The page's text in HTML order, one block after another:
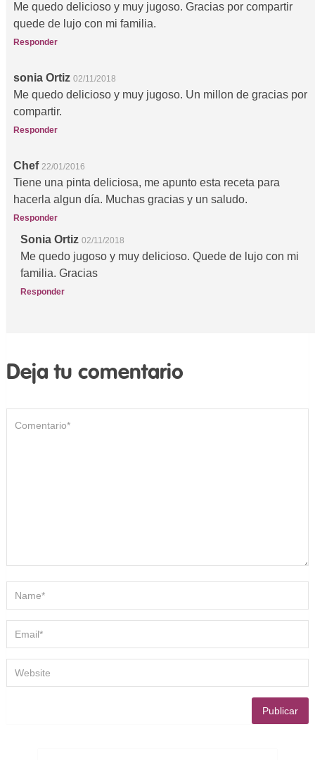
Me quedo delicioso y muy jugoso. Gracias por compartir
quede de lujo con mi familia.
Responder
sonia Ortiz 02/11/2018
Me quedo delicioso y muy jugoso. Un millon de gracias por
compartir.
Responder
Chef 22/01/2016
Tiene una pinta deliciosa, me apunto esta receta para
hacerla algun día. Muchas gracias y un saludo.
Responder
Sonia Ortiz 02/11/2018
Me quedo jugoso y muy delicioso. Quede de lujo con mi
familia. Gracias
Responder
Deja tu comentario